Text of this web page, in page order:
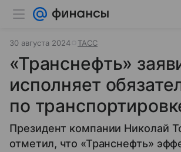
30 августа 2024 ТАСС
«Транснефть»
исполняет
по
Президент компании Николай
отметил, что «Транснефть»